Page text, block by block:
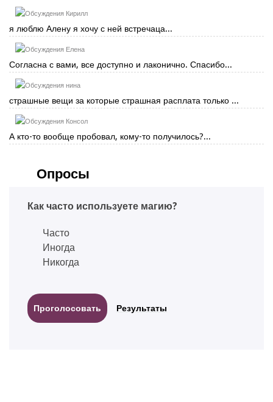
Кирилл
я люблю Алену я хочу с ней встречаца...
Елена
Согласна с вами, все доступно и лаконично. Спасибо...
нина
страшные вещи за которые страшная расплата только ...
Консол
А кто-то вообще пробовал, кому-то получилось?...
Опросы
Как часто используете магию?
Часто
Иногда
Никогда
Результаты